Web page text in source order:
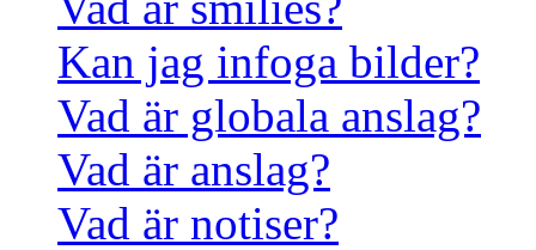
Kan jag infoga bilder?
Vad är globala anslag?
Vad är anslag?
Vad är notiser?